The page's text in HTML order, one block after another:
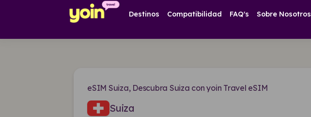
Destinos Compatibilidad FAQ's Sobre Nosotros
eSIM Suiza, Descubra Suiza con yoin Travel eSIM
Suiza